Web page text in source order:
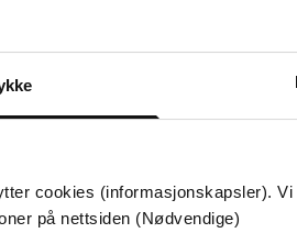
cookies (informasjonskapsler).
på nettsiden (Nødvendige)